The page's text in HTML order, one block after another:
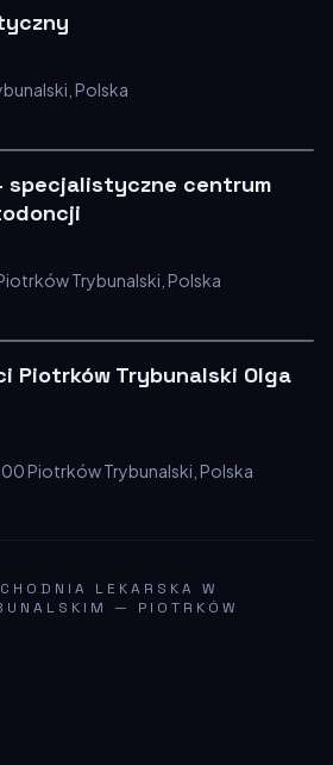
Polska
specjalistyczne centrum
Trybunalski, Polska
Piotrków Trybunalski Olga
Piotrków Trybunalski, Polska
LEKARSKA W
— PIOTRKÓW